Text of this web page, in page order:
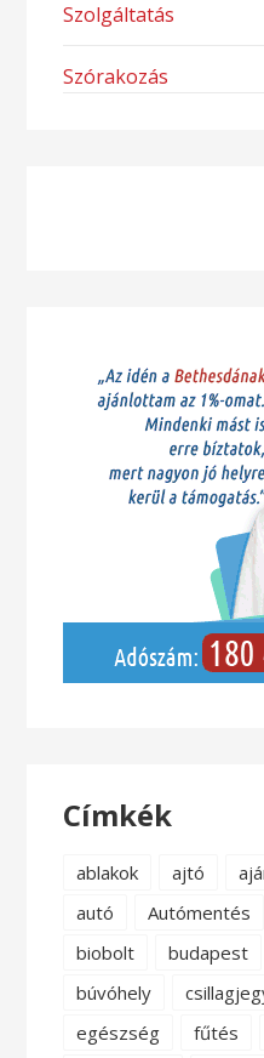
Szolgáltatás
Szórakozás
Címkék
ablakok ajtó
autó
Autómentés
biobolt
budapest
búvóhely
egészség
fűtés